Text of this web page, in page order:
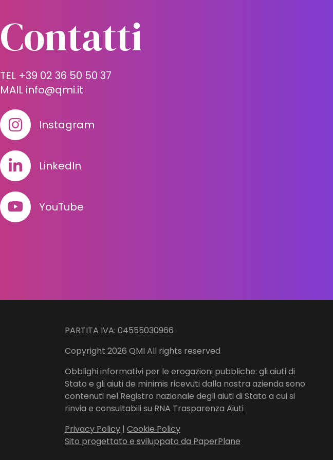
Contatti
TEL +39 02 36 50 50 37
MAIL info@qmi.it
Instagram
LinkedIn
YouTube
PARTITA IVA: 04555030966
Copyright 2026 QMI All rights reserved
Obblighi informativi per le erogazioni pubbliche: gli aiuti di
Stato e gli aiuti de minimis ricevuti dalla nostra azienda sono
contenuti nel Registro nazionale degli aiuti di Stato a cui si
rinvia e consultabili su RNA Trasparenza Aiuti
Privacy Policy| Cookie Policy
Sito progettato e sviluppato da PaperPlane